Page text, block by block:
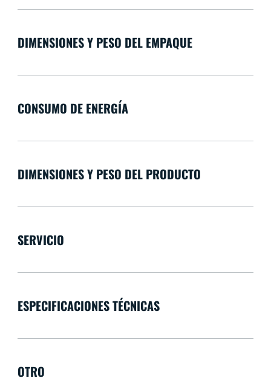
DIMENSIONES Y PESO DEL EMPAQUE
CONSUMO DE ENERGÍA
DIMENSIONES Y PESO DEL PRODUCTO
SERVICIO
ESPECIFICACIONES TÉCNICAS
OTRO